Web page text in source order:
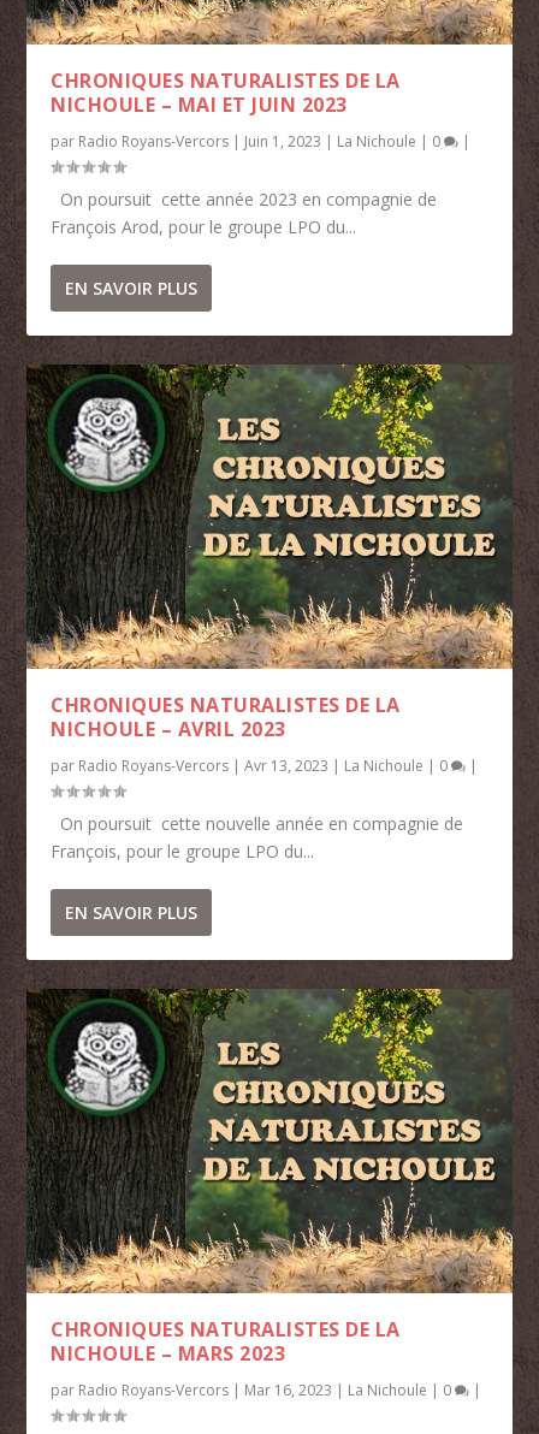
CHRONIQUES NATURALISTES DE LA
NICHOULE – MAI ET JUIN 2023
par Radio Royans-Vercors | Juin 1, 2023 | La Nichoule | 0 |
On poursuit cette année 2023 en compagnie de
François Arod, pour le groupe LPO du...
EN SAVOIR PLUS
CHRONIQUES NATURALISTES DE LA
NICHOULE – AVRIL 2023
par Radio Royans-Vercors |Avr 13, 2023 | La Nichoule | 0 |
On poursuit cette nouvelle année en compagnie de
François, pour le groupe LPO du...
EN SAVOIR PLUS
CHRONIQUES NATURALISTES DE LA
NICHOULE – MARS 2023
par Radio Royans-Vercors | Mar 16, 2023 | La Nichoule | 0 |